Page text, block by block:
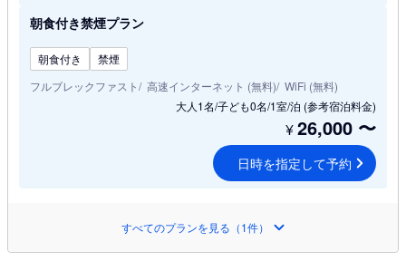
朝食付き禁煙プラン
朝食付き
禁煙
フルブレックファスト
高速インターネット (無料) WiFi (無料)
大人1名/子ども0名/1室/泊 (参考宿泊料金)
¥26,000 〜
日時を指定して予約
すべてのプランを見る（1件）